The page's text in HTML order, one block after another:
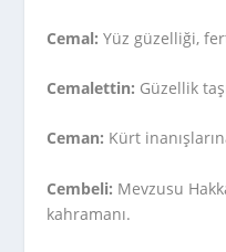
Cemal: Yüz güzelliği,
Cemalettin: Güzellik
Ceman: Kürt
Cembeli: Mevzusu
kahramanı.